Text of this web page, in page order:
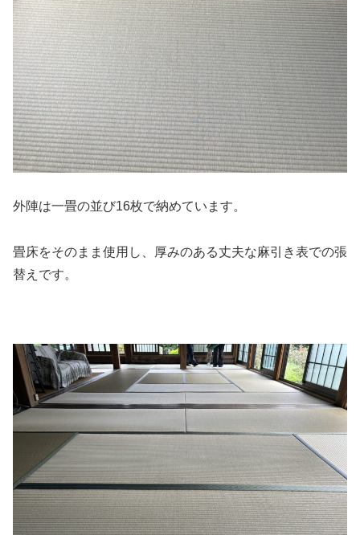
外陣は一畳の並び16枚で納めています。
畳床をそのまま使用し、厚みのある丈夫な麻引き表での張
替えです。